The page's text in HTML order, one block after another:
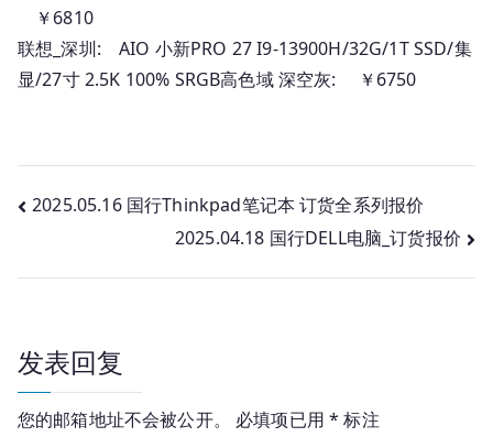
￥6810
联想_深圳: AIO 小新PRO 27 I9-13900H/32G/1T SSD/集
显/27寸 2.5K 100% SRGB高色域 深空灰: ￥6750
文
航
2025.05.16 国行Thinkpad笔记本 订货全系列报价
2025.04.18 国行DELL电脑_订货报价
发表回复
您的邮箱地址不会被公开。 必填项已用* 标注